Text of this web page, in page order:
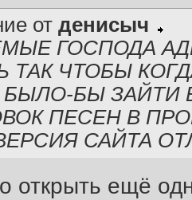
от денисыч
ГОСПОДА
ТАК ЧТОБЫ
БЫ ЗАЙТИ
ПЕСЕН В
САЙТА
открыть ещё